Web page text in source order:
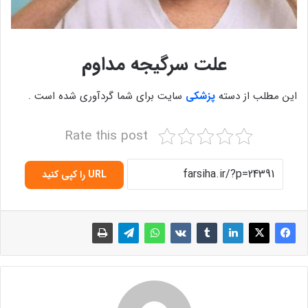
علت سرگیجه مداوم
این مطلب از دسته پزشکی سایت برای شما گردآوری شده است .
Rate this post
URL را کپی کنید